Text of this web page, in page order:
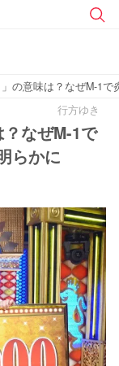
の意味は？なぜM-1
行方ゆき
なぜM-1で
らかに